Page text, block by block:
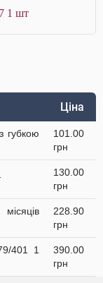
1 шт
Ціна
губкою
101.00
грн
130.00
грн
228.90
грн
401 1
390.00
грн